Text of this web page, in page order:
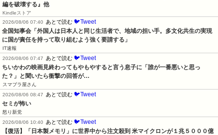
編を破壊する』他
Kindleストア
2026/08/06 07:40
あとで読む 🐦Tweet
全国知事会「外国人は日本人と同じ生活者で、地域の担い手。多文化共生の実現
に国が責任を持って取り組むよう強く要請する」
IT速報
2026/08/06 07:47
あとで読む 🐦Tweet
ちいかわの映画見終わってもやもやすると言う息子に「誰が一番悪いと思っ
た？」と聞いたら衝撃の回答が…
スマブラ屋さん
2026/08/06 08:47
あとで読む 🐦Tweet
セミが怖い
怒り新党
2026/08/06 10:40
あとで読む 🐦Tweet
【復活】「日本製メモリ」に世界中から注文殺到 米マイクロンが１兆５０００億